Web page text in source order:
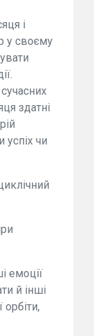
і
у своєму
здатні
чи
емоції
й інші